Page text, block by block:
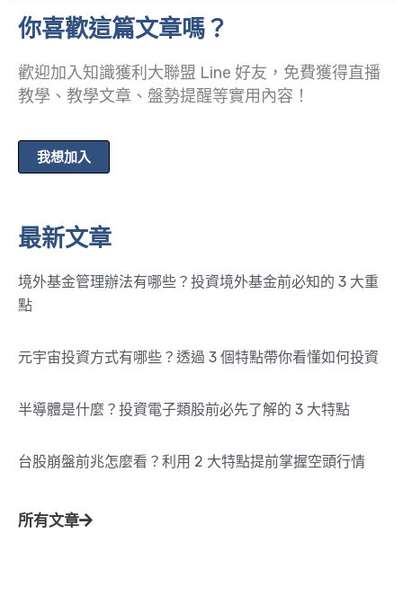
你喜歡這篇文章嗎？
歡迎加入知識獲利大聯盟 Line 好友，免費獲得直播
教學、教學文章、盤勢提醒等實用內容！
我想加入
最新文章
境外基金管理辦法有哪些？投資境外基金前必知的 3 大重
點
元宇宙投資方式有哪些？透過 3 個特點帶你看懂如何投資
半導體是什麼？投資電子類股前必先了解的 3 大特點
台股崩盤前兆怎麼看？利用 2 大特點提前掌握空頭行情
所有文章